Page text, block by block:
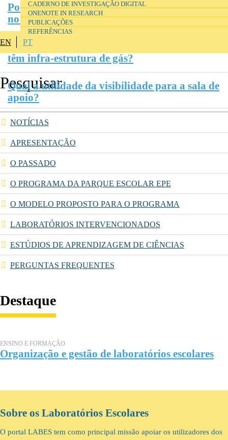
CADERNO DE INVESTIGAÇÃO DIGITAL
ONENOTE IN RESEARCH
PUBLICAÇÕES
REFERÊNCIAS
EN PT
Porque é que não há salas de balanças como
no modelo anterior?
Porque é que os laboratórios escolares não
têm infra-estrutura de gás?
Qual a utilidade da visibilidade para a sala de
apoio?
NOTÍCIAS
APRESENTAÇÃO
O PASSADO
O PROGRAMA DA PARQUE ESCOLAR EPE
O MODELO PROPOSTO PARA O PROGRAMA
LABORATÓRIOS INTERVENCIONADOS
ESTÚDIOS DE APRENDIZAGEM DE CIÊNCIAS
PERGUNTAS FREQUENTES
Destaque
ENSINO E FORMAÇÃO
Organização e gestão de laboratórios escolares
Sobre os Laboratórios Escolares
O portal LABES tem como principal missão apoiar os utilizadores dos